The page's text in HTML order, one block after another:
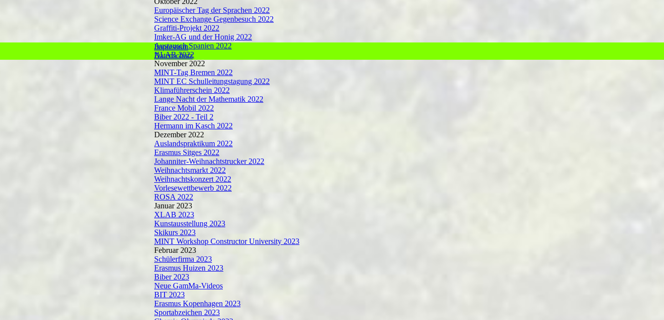
Europäischer Tag der Sprachen 2022
Science Exchange Gegenbesuch 2022
Graffiti-Projekt 2022
Imker-AG und der Honig 2022
Austausch Spanien 2022
XLAB 2022
November 2022
MINT-Tag Bremen 2022
MINT EC Schulleitungstagung 2022
Klimaführerschein 2022
Lange Nacht der Mathematik 2022
France Mobil 2022
Biber 2022 - Teil 2
Hermann im Kasch 2022
Dezember 2022
Auslandspraktikum 2022
Erasmus Sitges 2022
Johanniter-Weihnachtstrucker 2022
Weihnachtsmarkt 2022
Weihnachtskonzert 2022
Vorlesewettbewerb 2022
ROSA 2022
Januar 2023
XLAB 2023
Kunstausstellung 2023
Skikurs 2023
MINT Workshop Constructor University 2023
Februar 2023
Schülerfirma 2023
Erasmus Huizen 2023
Biber 2023
Neue GamMa-Videos
BIT 2023
Erasmus Kopenhagen 2023
Sportabzeichen 2023
Impressum
Datenschutz